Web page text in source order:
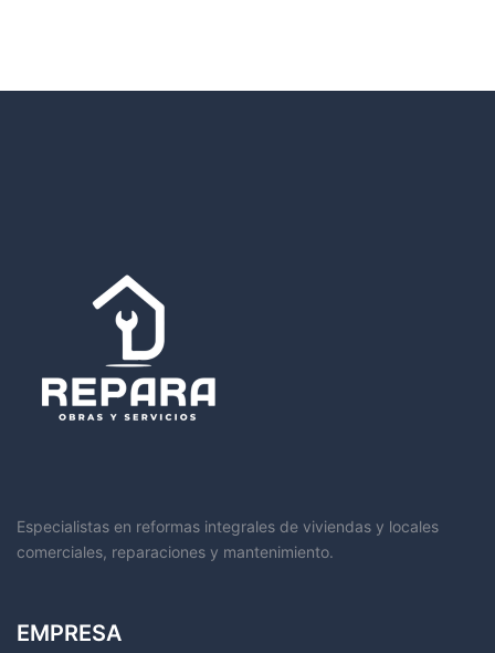
Especialistas en reformas integrales de viviendas y locales
comerciales, reparaciones y mantenimiento.
EMPRESA